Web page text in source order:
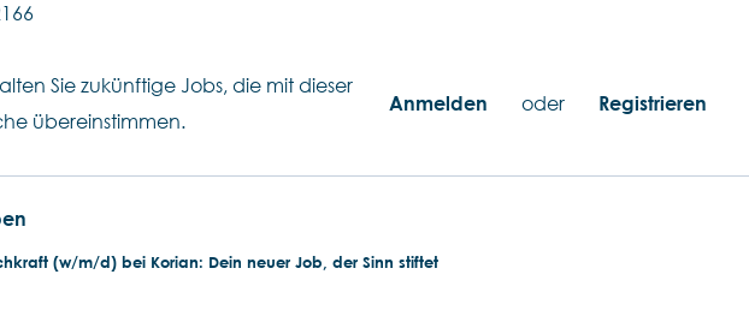
Sie zukünftige Jobs, die mit dieser
übereinstimmen.
Anmelden oder Registrieren
(w/m/d) bei Korian: Dein neuer Job, der Sinn stiftet